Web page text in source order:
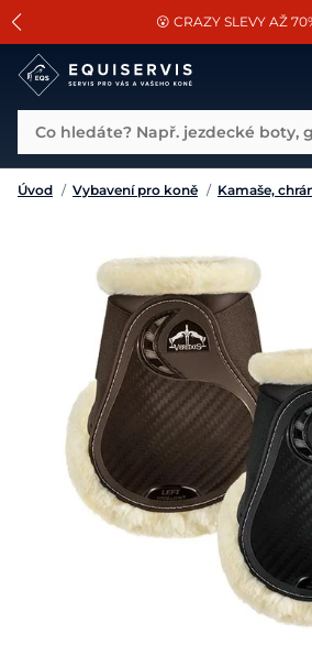
SLEVA 13% na vše od
😮 CRAZY SLEVY AŽ
📐Pasování a doplňky k vybraným
Úvod / Vybavení pro koně / Kamaše,